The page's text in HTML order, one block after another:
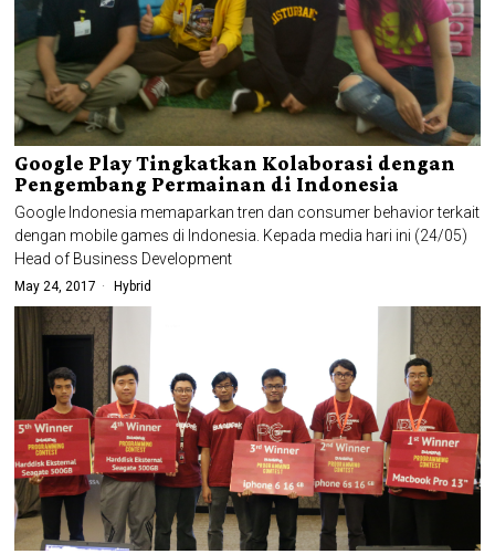
Google Play Tingkatkan Kolaborasi dengan
Pengembang Permainan di Indonesia
Google Indonesia memaparkan tren dan consumer behavior terkait
dengan mobile games di Indonesia. Kepada media hari ini (24/05)
Head of Business Development
May 24, 2017 Hybrid